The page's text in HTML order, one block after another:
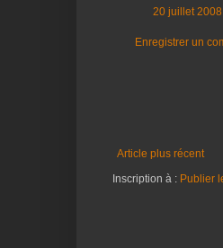
20 juillet
Enregistrer un
Article plus récent
Inscription à : Publier